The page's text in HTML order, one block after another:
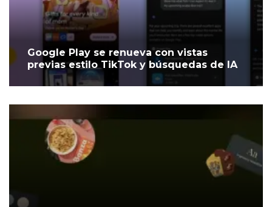
Google Play se renueva con vistas
previas estilo TikTok y búsquedas de IA